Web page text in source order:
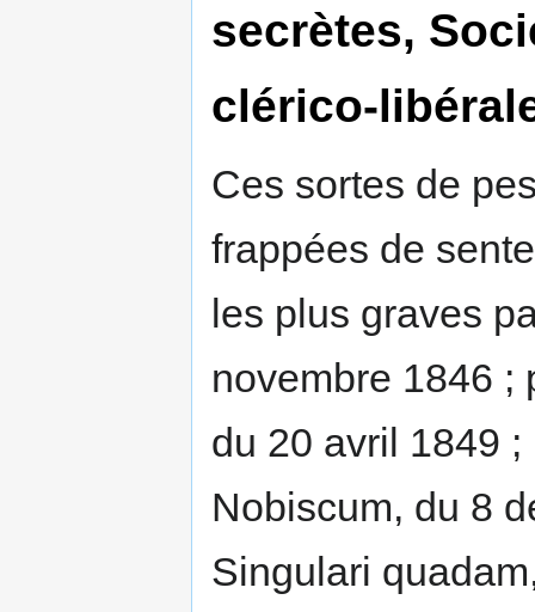
secrètes,
clérico-
Ces sortes de
frappées de
les plus graves
novembre 1846 ;
du 20 avril 1849
Nobiscum, du 8
Singulari